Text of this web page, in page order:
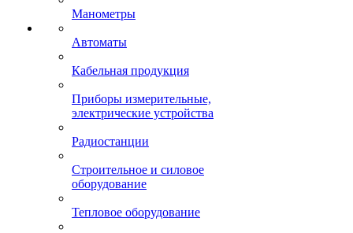
Манометры
Автоматы
Кабельная продукция
Приборы измерительные,
электрические устройства
Радиостанции
Строительное и силовое
оборудование
Тепловое оборудование